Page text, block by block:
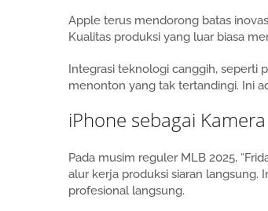
Apple terus mendorong batas
Kualitas produksi yang luar biasa
Integrasi teknologi canggih, seperti
menonton yang tak tertandingi. Ini
iPhone sebagai
Pada musim reguler MLB 2025,
alur kerja produksi siaran langsung.
profesional langsung.